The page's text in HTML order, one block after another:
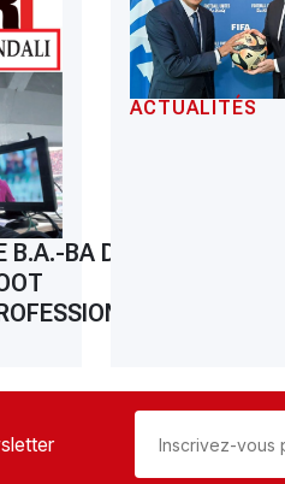
B.A.-BA DU
ACTUALITÉS